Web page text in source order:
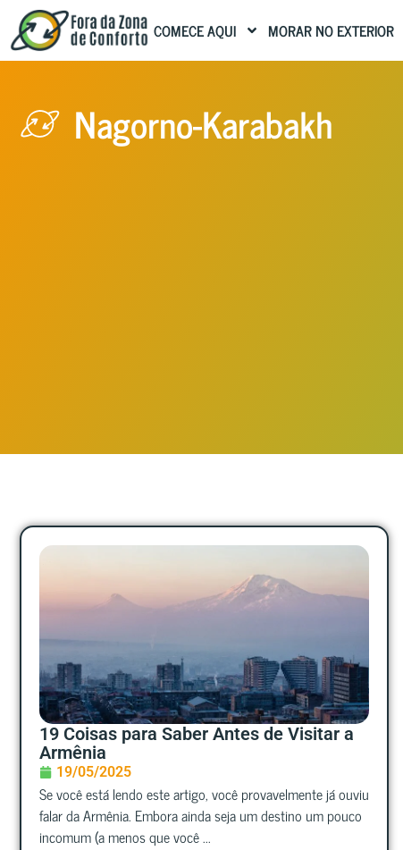
COMECE AQUI MORAR NO EXTERIOR
Nagorno-Karabakh
19 Coisas para Saber Antes de Visitar a
Armênia
19/05/2025
Se você está lendo este artigo, você provavelmente já ouviu
falar da Armênia. Embora ainda seja um destino um pouco
incomum (a menos que você ...